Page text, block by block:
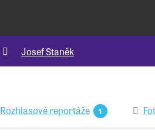
Josef Staněk
Rozhlasové reportáže 1